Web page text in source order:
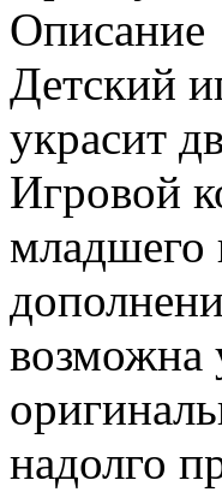
Описание
Детский
украсит
Игровой
младшего
возможна
надолго